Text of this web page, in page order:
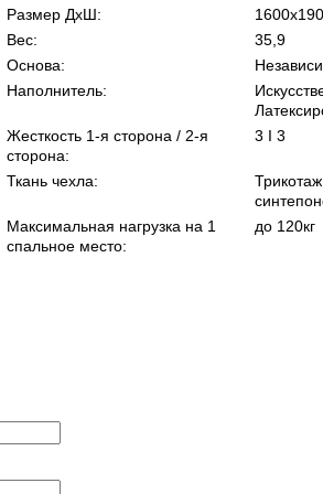
Размер ДхШ:
Вес:
35,9
Основа:
Наполнитель:
Жесткость 1-я сторона / 2-я
сторона:
3 I 3
Ткань чехла:
Максимальная нагрузка на 1
спальное место:
до 120кг